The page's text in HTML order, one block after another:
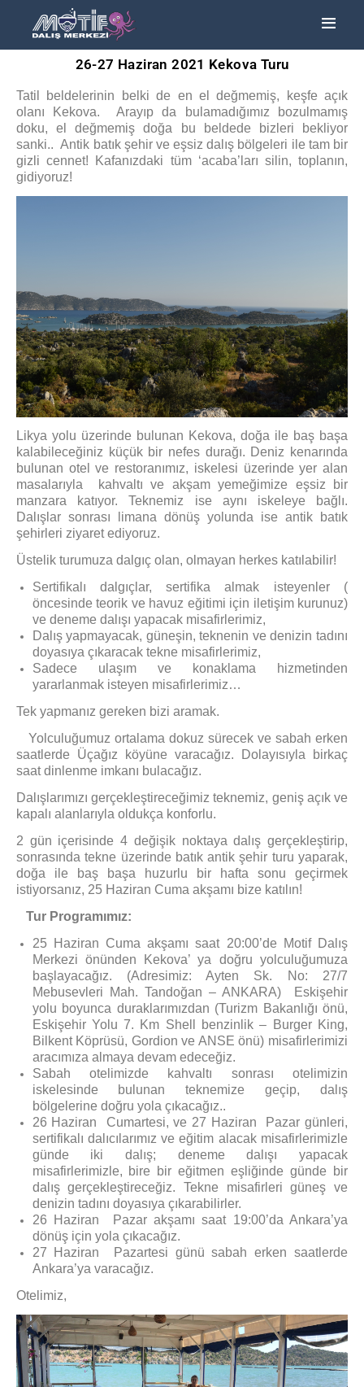
TURLAR
EĞITIMLER –
KURSLAR
FOTOĞRAF
ALBÜMLERI
ÜCRETLERIMIZ
26-27 Haziran 2021 Kekova Turu
Tatil beldelerinin belki de en el değmemiş, keşfe açık
olanı Kekova. Arayıp da bulamadığımız bozulmamış
doku, el değmemiş doğa bu beldede bizleri bekliyor
sanki.. Antik batık şehir ve eşsiz dalış bölgeleri ile tam bir
gizli cennet! Kafanızdaki tüm ‘acaba’ları silin, toplanın,
gidiyoruz!
Likya yolu üzerinde bulunan Kekova, doğa ile baş başa
kalabileceğiniz küçük bir nefes durağı. Deniz kenarında
bulunan otel ve restoranımız, iskelesi üzerinde yer alan
masalarıyla kahvaltı ve akşam yemeğimize eşsiz bir
manzara katıyor. Teknemiz ise aynı iskeleye bağlı.
Dalışlar sonrası limana dönüş yolunda ise antik batık
şehirleri ziyaret ediyoruz.
Üstelik turumuza dalgıç olan, olmayan herkes katılabilir!
Sertifikalı dalgıçlar, sertifika almak isteyenler (
öncesinde teorik ve havuz eğitimi için iletişim kurunuz)
ve deneme dalışı yapacak misafirlerimiz,
Dalış yapmayacak, güneşin, teknenin ve denizin tadını
doyasıya çıkaracak tekne misafirlerimiz,
Sadece ulaşım ve konaklama hizmetinden
yararlanmak isteyen misafirlerimiz…
Tek yapmanız gereken bizi aramak.
Yolculuğumuz ortalama dokuz sürecek ve sabah erken
saatlerde Üçağız köyüne varacağız. Dolayısıyla birkaç
saat dinlenme imkanı bulacağız.
Dalışlarımızı gerçekleştireceğimiz teknemiz, geniş açık ve
kapalı alanlarıyla oldukça konforlu.
2 gün içerisinde 4 değişik noktaya dalış gerçekleştirip,
sonrasında tekne üzerinde batık antik şehir turu yaparak,
doğa ile baş başa huzurlu bir hafta sonu geçirmek
istiyorsanız, 25 Haziran Cuma akşamı bize katılın!
Tur Programımız:
25 Haziran Cuma akşamı saat 20:00’de Motif Dalış
Merkezi önünden Kekova’ ya doğru yolculuğumuza
başlayacağız. (Adresimiz: Ayten Sk. No: 27/7
Mebusevleri Mah. Tandoğan – ANKARA) Eskişehir
yolu boyunca duraklarımızdan (Turizm Bakanlığı önü,
Eskişehir Yolu 7. Km Shell benzinlik – Burger King,
Bilkent Köprüsü, Gordion ve ANSE önü) misafirlerimizi
aracımıza almaya devam edeceğiz.
Sabah otelimizde kahvaltı sonrası otelimizin
iskelesinde bulunan teknemize geçip, dalış
bölgelerine doğru yola çıkacağız..
26 Haziran Cumartesi, ve 27 Haziran Pazar günleri,
sertifikalı dalıcılarımız ve eğitim alacak misafirlerimizle
günde iki dalış; deneme dalışı yapacak
misafirlerimizle, bire bir eğitmen eşliğinde günde bir
dalış gerçekleştireceğiz. Tekne misafirleri güneş ve
denizin tadını doyasıya çıkarabilirler.
26 Haziran Pazar akşamı saat 19:00’da Ankara’ya
dönüş için yola çıkacağız.
27 Haziran Pazartesi günü sabah erken saatlerde
Ankara’ya varacağız.
Otelimiz,